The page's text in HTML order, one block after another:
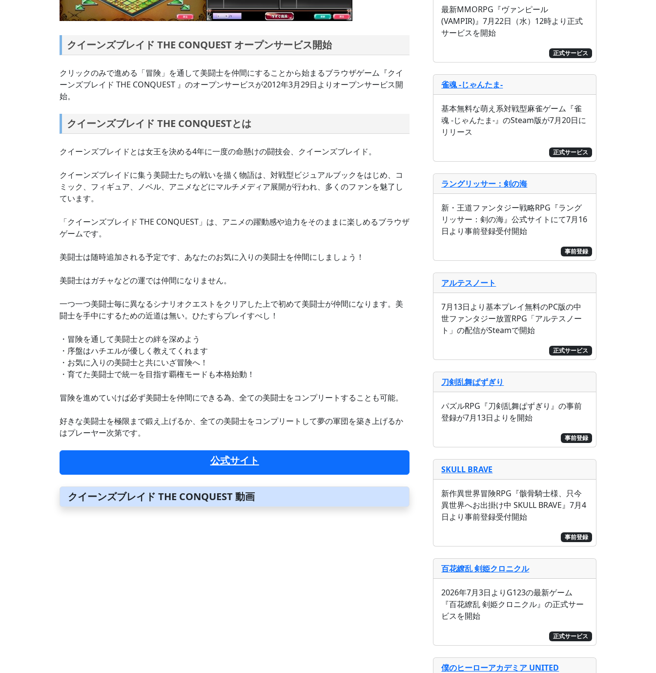
クイーンズブレイド THE CONQUEST オープンサービス開始
クリックのみで進める「冒険」を通して美闘士を仲間にすることから始まるブラウザゲーム『クイ
ーンズブレイド THE CONQUEST 』のオープンサービスが2012年3月29日よりオープンサービス開
始。
クイーンズブレイド THE CONQUESTとは
クイーンズブレイドとは女王を決める4年に一度の命懸けの闘技会、クイーンズブレイド。
クイーンズブレイドに集う美闘士たちの戦いを描く物語は、対戦型ビジュアルブックをはじめ、コ
ミック、フィギュア、ノベル、アニメなどにマルチメディア展開が行われ、多くのファンを魅了し
ています。
「クイーンズブレイド THE CONQUEST」は、アニメの躍動感や迫力をそのままに楽しめるブラウザ
ゲームです。
美闘士は随時追加される予定です、あなたのお気に入りの美闘士を仲間にしましょう！
美闘士はガチャなどの運では仲間になりません。
一つ一つ美闘士毎に異なるシナリオクエストをクリアした上で初めて美闘士が仲間になります。美
闘士を手中にするための近道は無い。ひたすらプレイすべし！
・冒険を通して美闘士との絆を深めよう
・序盤はハチエルが優しく教えてくれます
・お気に入りの美闘士と共にいざ冒険へ！
・育てた美闘士で統一を目指す覇権モードも本格始動！
冒険を進めていけば必ず美闘士を仲間にできる為、全ての美闘士をコンプリートすることも可能。
好きな美闘士を極限まで鍛え上げるか、全ての美闘士をコンプリートして夢の軍団を築き上げるか
はプレーヤー次第です。
公式サイト
クイーンズブレイド THE CONQUEST 動画
正式サービス
最新MMORPG『ヴァンピール
(VAMPIR)』7月22日（水）12時より正式
サービスを開始
雀魂 -じゃんたま-
正式サービス
基本無料な萌え系対戦型麻雀ゲーム『雀
魂 -じゃんたま-』のSteam版が7月20日に
リリース
ラングリッサー：剣の海
事前登録
新・王道ファンタジー戦略RPG『ラング
リッサー：剣の海』公式サイトにて7月16
日より事前登録受付開始
アルテスノート
正式サービス
7月13日より基本プレイ無料のPC版の中
世ファンタジー放置RPG「アルテスノー
ト」の配信がSteamで開始
刀剣乱舞ぱずぎり
事前登録
パズルRPG『刀剣乱舞ぱずぎり』の事前
登録が7月13日よりを開始
SKULL BRAVE
事前登録
新作異世界冒険RPG『骸骨騎士様、只今
異世界へお出掛け中 SKULL BRAVE』7月4
日より事前登録受付開始
百花繚乱 剣姫クロニクル
正式サービス
2026年7月3日よりG123の最新ゲーム
『百花繚乱 剣姫クロニクル』の正式サー
ビスを開始
僕のヒーローアカデミア UNITED